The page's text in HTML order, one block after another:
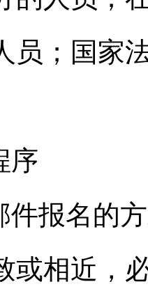
员；国家
序
件报名的
或相近，